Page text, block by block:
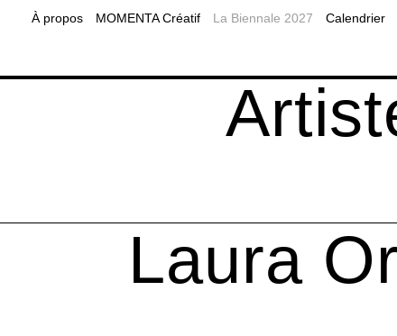
À propos
Contact
MOMENTA Créatif
2017
La Biennale 2027
Accessibilité
Calendrier
Laura